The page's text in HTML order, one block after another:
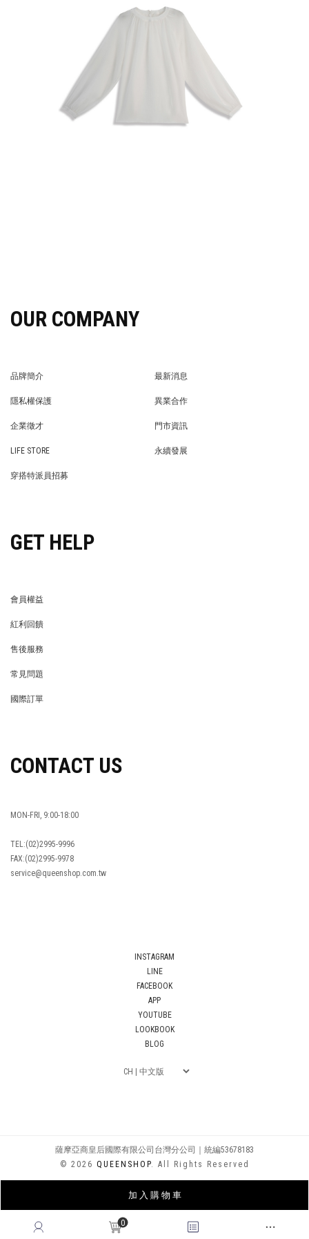
0
加 入 購 物 車
OUR COMPANY
品牌簡介
最新消息
隱私權保護
異業合作
企業徵才
門市資訊
LIFE STORE
永續發展
穿搭特派員招募
GET HELP
會員權益
紅利回饋
售後服務
常見問題
國際訂單
CONTACT US
MON-FRI, 9:00-18:00
TEL:(02)2995-9996
FAX:(02)2995-9978
service@queenshop.com.tw
INSTAGRAM
LINE
FACEBOOK
APP
YOUTUBE
LOOKBOOK
BLOG
薩摩亞商皇后國際有限公司台灣分公司｜統編53678183
© 2026 QUEENSHOP. All Rights Reserved